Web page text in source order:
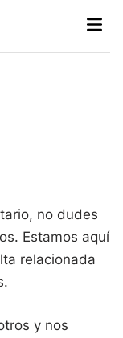
Main
no dudes
Estamos aquí
relacionada
y nos